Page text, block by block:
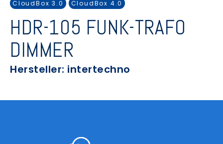
CloudBox 3.0 CloudBox 4.0
HDR-105 FUNK-TRAFO
DIMMER
Hersteller: intertechno